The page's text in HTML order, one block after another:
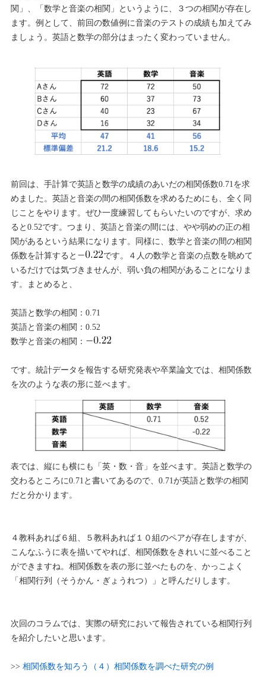
関」、「数学と音楽の相関」というように、３つの相関が存在し
ます。例として、前回の数値例に音楽のテストの成績も加えてみ
ましょう。英語と数学の部分はまったく変わっていません。
前回は、手計算で英語と数学の成績のあいだの相関係数0.71を求
めました。英語と音楽の間の相関係数を求めるためにも、全く同
じことをやります。ぜひ一度練習してもらいたいのですが、求め
ると0.52です。つまり、英語と音楽の間には、やや弱めの正の相
関があるという結果になります。同様に、数学と音楽の間の相関
係数を計算すると
です。４人の数学と音楽の点数を眺めて
いるだけでは気づきませんが、弱い負の相関があることになりま
す。まとめると、
英語と数学の相関：0.71
英語と音楽の相関：0.52
数学と音楽の相関：
です。統計データを報告する研究発表や卒業論文では、相関係数
を次のような表の形に並べます。
表では、縦にも横にも「英・数・音」を並べます。英語と数学の
交わるところに0.71と書いてあるので、0.71が英語と数学の相関
だと分かります。
４教科あれば６組、５教科あれば１０組のペアが存在しますが、
こんなふうに表を描いてやれば、相関係数をきれいに並べること
ができますね。相関係数を表の形に並べたものを、かっこよく
「相関行列（そうかん・ぎょうれつ）」と呼んだりします。
次回のコラムでは、実際の研究において報告されている相関行列
を紹介したいと思います。
>> 相関係数を知ろう（４）相関係数を調べた研究の例